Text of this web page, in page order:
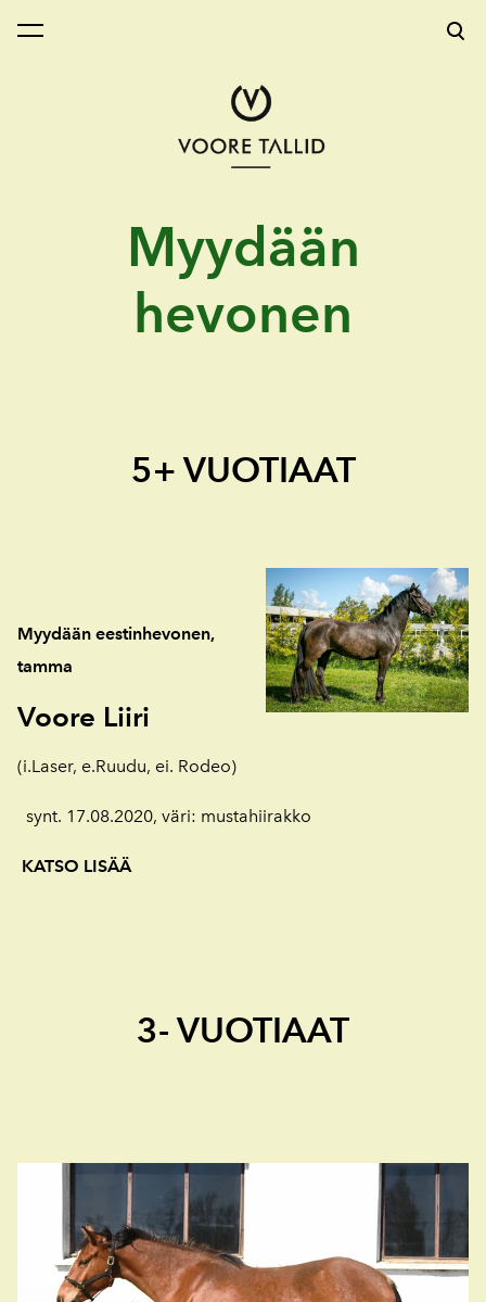
on lisätty ostoskoriin.
Myydään
hevonen
5+ VUOTIAAT
Myydään eestinhevonen,
tamma
Voore Liiri
(i.Laser, e.Ruudu, ei. Rodeo)
synt. 17.08.2020, väri: mustahiirakko
KATSO LISÄÄ
3- VUOTIAAT